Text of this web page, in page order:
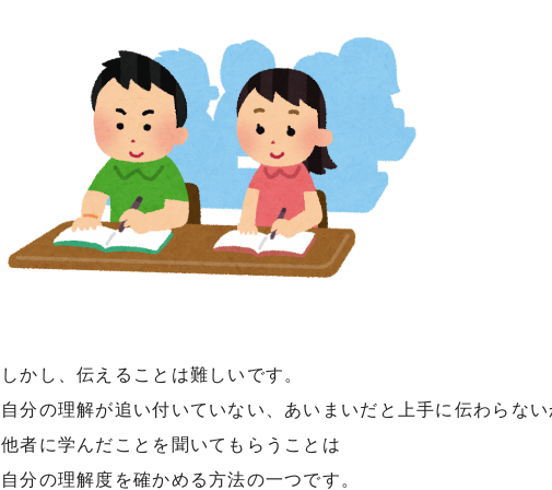
しかし、伝えることは難しいです。
自分の理解が追い付いていない、あいまいだと上手に伝わらな
他者に学んだことを聞いてもらうことは
自分の理解度を確かめる方法の一つです。